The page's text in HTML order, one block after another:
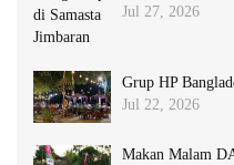
Jul 27, 2026
Grup HP
Jul 22, 2026
Makan Malam